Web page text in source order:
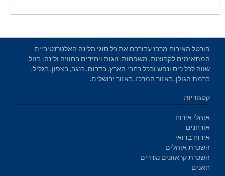
פורטל האירוח מרכז עבורכם את כל סוגי הלינה האלטרנטיביים
המתאימים לקבוצות, משפחות, זוגות ויחידים בחוויה ולינה: בזול,
שווה לכל כיס ונפש ובכל רחבי הארץ. בדרום, בנגב, בצפון, בגליל,
ברמת הגולן, באזור המרכז, באזור ירושלים.
קטגוריות
אוהלי אירוח
אורחנים
אירוח בדואי
השכרת אוהלים
השכרת קראוונים נגררים
חאנים